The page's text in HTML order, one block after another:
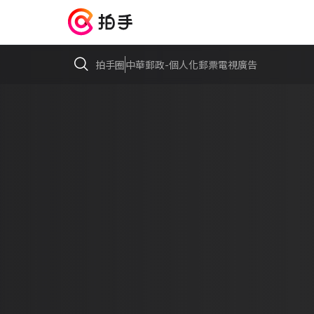
拍手圈中華郵政-個人化郵票電視廣告